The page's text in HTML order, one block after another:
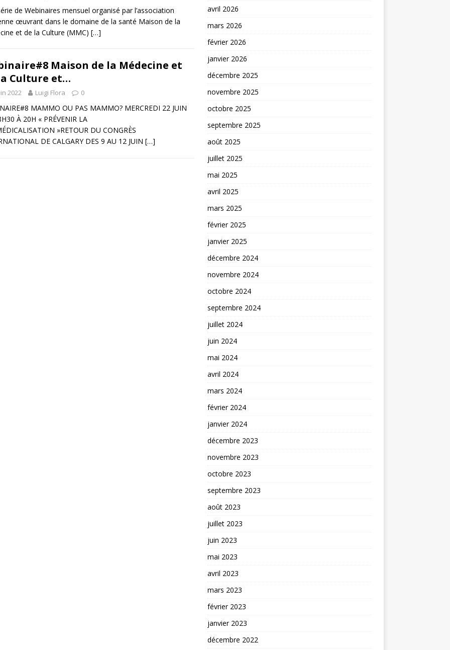
de Webinaires mensuel organisé par l’association
œuvrant dans le domaine de la santé Maison de la
et de la Culture (MMC) […]
Maison de la Médecine et
Culture et…
2022 Luigi Flora 0
MAMMO OU PAS MAMMO? MERCREDI 22 JUIN
À 20H « PRÉVENIR LA
»RETOUR DU CONGRÈS
DE CALGARY DES 9 AU 12 JUIN […]
avril 2026
mars 2026
février 2026
janvier 2026
décembre 2025
novembre 2025
octobre 2025
septembre 2025
août 2025
juillet 2025
mai 2025
avril 2025
mars 2025
février 2025
janvier 2025
décembre 2024
novembre 2024
octobre 2024
septembre 2024
juillet 2024
juin 2024
mai 2024
avril 2024
mars 2024
février 2024
janvier 2024
décembre 2023
novembre 2023
octobre 2023
septembre 2023
août 2023
juillet 2023
juin 2023
mai 2023
avril 2023
mars 2023
février 2023
janvier 2023
décembre 2022